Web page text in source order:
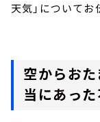
天気」についてお
空からお
当にあっ